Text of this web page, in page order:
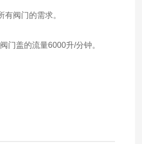
阀门的需求。
门盖的流量6000升/分钟。